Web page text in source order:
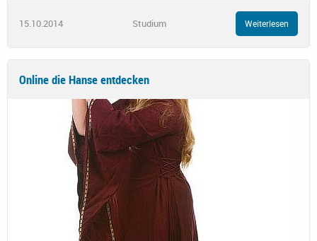
15.10.2014 Studium Weiterlesen
Online die Hanse entdecken